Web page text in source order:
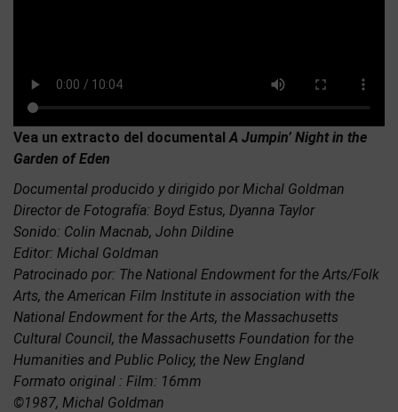
Vea un extracto del documental A Jumpin’ Night in the
Garden of Eden
Documental producido y dirigido por Michal Goldman
Director de Fotografía: Boyd Estus, Dyanna Taylor
Sonido: Colin Macnab, John Dildine
Editor: Michal Goldman
Patrocinado por: The National Endowment for the Arts/Folk
Arts, the American Film Institute in association with the
National Endowment for the Arts, the Massachusetts
Cultural Council, the Massachusetts Foundation for the
Humanities and Public Policy, the New England
Formato original : Film: 16mm
©1987, Michal Goldman